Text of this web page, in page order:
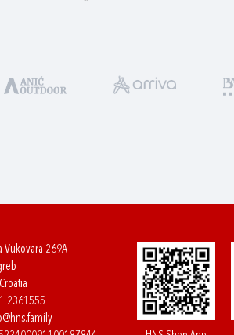
Vukovara 269A
2361555